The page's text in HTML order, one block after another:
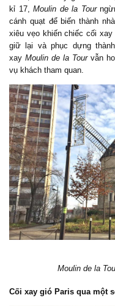
kỉ 17,Moulin de la Tour
cánh quạt để biến thành
xiêu vẹo khiến chiếc cối
giữ lại và phục dựng
xay Moulin de la Tourvẫn
vụ khách tham quan.
Moulin de la
Cối xay gió Paris qua một